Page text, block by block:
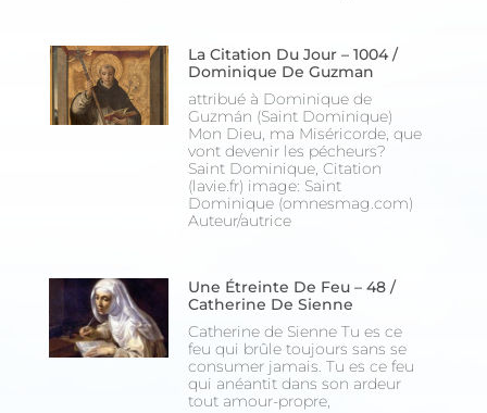
La Citation Du Jour – 1004 /
Dominique De Guzman
attribué à Dominique de
Guzmán (Saint Dominique)
Mon Dieu, ma Miséricorde, que
vont devenir les pécheurs?
Saint Dominique, Citation
(lavie.fr) image: Saint
Dominique (omnesmag.com)
Auteur/autrice
Une Étreinte De Feu – 48 /
Catherine De Sienne
Catherine de Sienne Tu es ce
feu qui brûle toujours sans se
consumer jamais. Tu es ce feu
qui anéantit dans son ardeur
tout amour-propre,